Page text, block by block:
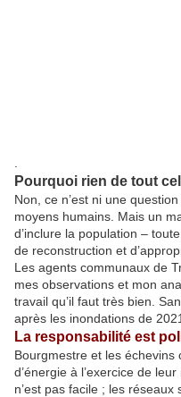
Pourquoi rien de tout
Non, ce n’est ni une
moyens humains. Mais un
d’inclure la population –
de reconstruction et
Les agents communaux de
mes observations et mon
travail qu’il faut très bien.
après les inondations de 2021.
La responsabilité est
Bourgmestre et les
d’énergie à l’exercice de
n’est pas facile ; les réseaux